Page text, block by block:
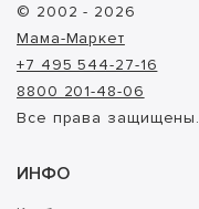
© 2002 - 2026
Мама-Маркет
+7 495 544-27-16
8800 201-48-06
Все права защищены.
ИНФО